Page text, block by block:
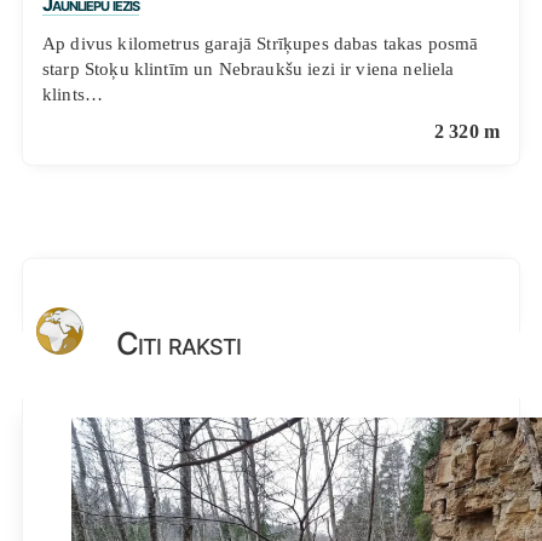
Ap divus kilometrus garajā Strīķupes dabas takas posmā
starp Stoķu klintīm un Nebraukšu iezi ir viena neliela
klints…
2 320 m
Citi raksti